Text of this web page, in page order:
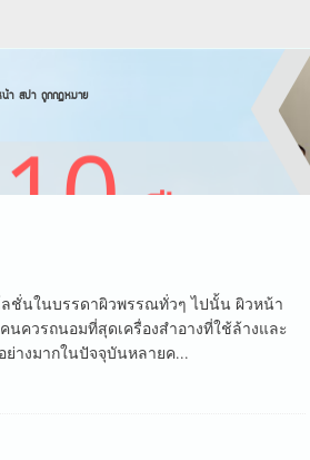
น้า สปา ถูกกฏหมาย
ชั่นในบรรดาผิวพรรณทั่วๆ ไปนั้น ผิวหน้า
นควรถนอมที่สุดเครื่องสำอางที่ใช้ล้างและ
างมากในปัจจุบันหลายค...